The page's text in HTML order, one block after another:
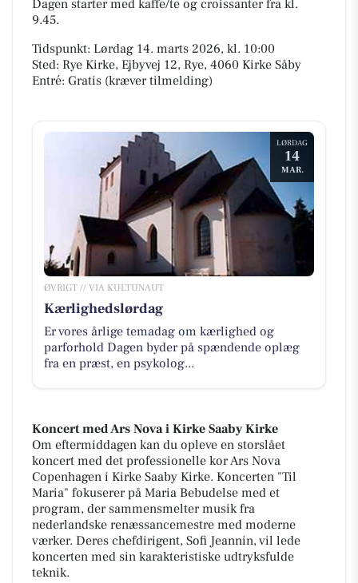
Dagen starter med kaffe/te og croissanter fra kl.
9.45.
Tidspunkt: Lørdag 14. marts 2026, kl. 10:00
Sted: Rye Kirke, Ejbyvej 12, Rye, 4060 Kirke Såby
Entré: Gratis (kræver tilmelding)
LØRDAG
14
MAR.
ØVRIGT // VIA KULTUNAUT
Kærlighedslørdag
Er vores årlige temadag om kærlighed og
parforhold Dagen byder på spændende oplæg
fra en præst, en psykolog...
Koncert med Ars Nova i Kirke Saaby Kirke
Om eftermiddagen kan du opleve en storslået
koncert med det professionelle kor Ars Nova
Copenhagen i Kirke Saaby Kirke. Koncerten "Til
Maria" fokuserer på Maria Bebudelse med et
program, der sammensmelter musik fra
nederlandske renæssancemestre med moderne
værker. Deres chefdirigent, Sofi Jeannin, vil lede
koncerten med sin karakteristiske udtryksfulde
teknik.